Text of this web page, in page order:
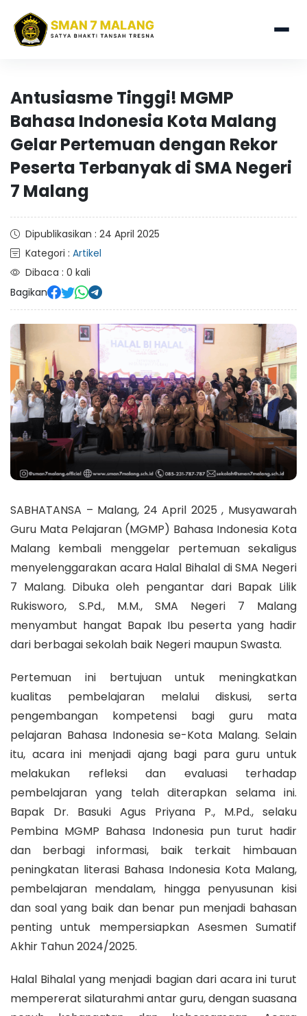
Antusiasme Tinggi! MGMP
Bahasa Indonesia Kota Malang
Gelar Pertemuan dengan Rekor
Peserta Terbanyak di SMA Negeri
7 Malang
Dipublikasikan : 24 April 2025
Kategori : Artikel
Dibaca : 0 kali
Bagikan
SABHATANSA – Malang, 24 April 2025 , Musyawarah
Guru Mata Pelajaran (MGMP) Bahasa Indonesia Kota
Malang kembali menggelar pertemuan sekaligus
menyelenggarakan acara Halal Bihalal di SMA Negeri
7 Malang. Dibuka oleh pengantar dari Bapak Lilik
Rukisworo, S.Pd., M.M., SMA Negeri 7 Malang
menyambut hangat Bapak Ibu peserta yang hadir
dari berbagai sekolah baik Negeri maupun Swasta.
Pertemuan ini bertujuan untuk meningkatkan
kualitas pembelajaran melalui diskusi, serta
pengembangan kompetensi bagi guru mata
pelajaran Bahasa Indonesia se-Kota Malang. Selain
itu, acara ini menjadi ajang bagi para guru untuk
melakukan refleksi dan evaluasi terhadap
pembelajaran yang telah diterapkan selama ini.
Bapak Dr. Basuki Agus Priyana P., M.Pd., selaku
Pembina MGMP Bahasa Indonesia pun turut hadir
dan berbagi informasi, baik terkait himbauan
peningkatan literasi Bahasa Indonesia Kota Malang,
pembelajaran mendalam, hingga penyusunan kisi
dan soal yang baik dan benar pun menjadi bahasan
penting untuk mempersiapkan Asesmen Sumatif
Akhir Tahun 2024/2025.
Halal Bihalal yang menjadi bagian dari acara ini turut
mempererat silaturahmi antar guru, dengan suasana